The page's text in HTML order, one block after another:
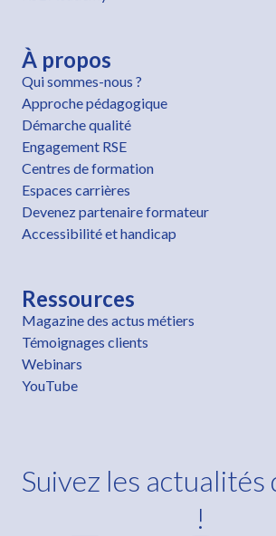
À propos
Qui sommes-nous ?
Approche pédagogique
Démarche qualité
Engagement RSE
Centres de formation
Espaces carrières
Devenez partenaire formateur
Accessibilité et handicap
Ressources
Magazine des actus métiers
Témoignages clients
Webinars
YouTube
Suivez les actualités
!